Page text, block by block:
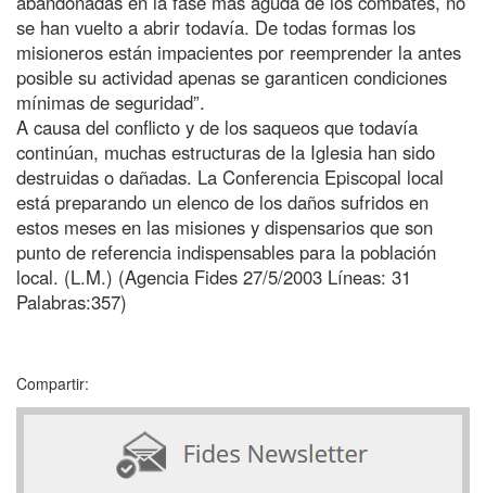
se han vuelto a abrir todavía. De todas formas los
misioneros están impacientes por reemprender la antes
posible su actividad apenas se garanticen condiciones
mínimas de seguridad”.
A causa del conflicto y de los saqueos que todavía
continúan, muchas estructuras de la Iglesia han sido
destruidas o dañadas. La Conferencia Episcopal local
está preparando un elenco de los daños sufridos en
estos meses en las misiones y dispensarios que son
punto de referencia indispensables para la población
local. (L.M.) (Agencia Fides 27/5/2003 Líneas: 31
Palabras:357)
Compartir: